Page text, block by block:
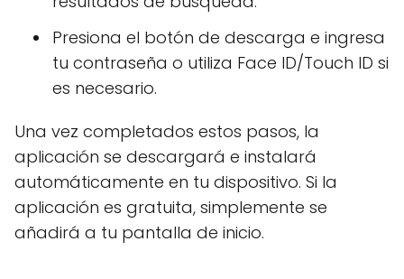
Presiona el botón de descarga e ingresa
tu contraseña o utiliza Face ID/Touch ID si
es necesario.
Una vez completados estos pasos, la
aplicación se descargará e instalará
automáticamente en tu dispositivo. Si la
aplicación es gratuita, simplemente se
añadirá a tu pantalla de inicio.